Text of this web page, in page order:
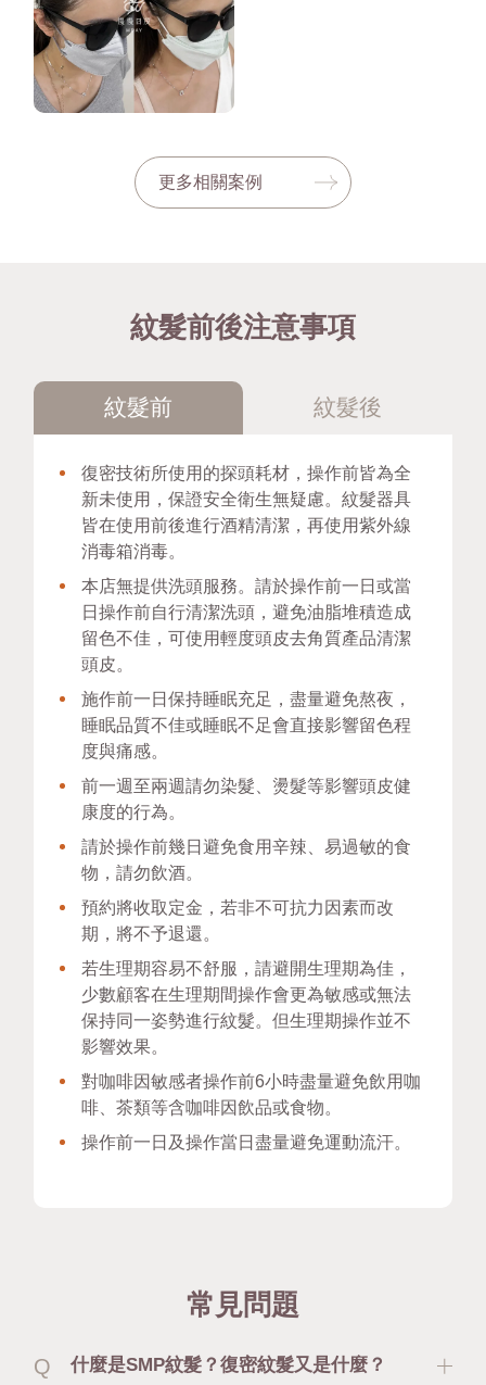
更多相關案例
紋髮前後注意事項
紋髮前 紋髮後
復密技術所使用的探頭耗材，操作前皆為全
新未使用，保證安全衛生無疑慮。紋髮器具
皆在使用前後進行酒精清潔，再使用紫外線
消毒箱消毒。
本店無提供洗頭服務。請於操作前一日或當
日操作前自行清潔洗頭，避免油脂堆積造成
留色不佳，可使用輕度頭皮去角質產品清潔
頭皮。
施作前一日保持睡眠充足，盡量避免熬夜，
睡眠品質不佳或睡眠不足會直接影響留色程
度與痛感。
前一週至兩週請勿染髮、燙髮等影響頭皮健
康度的行為。
請於操作前幾日避免食用辛辣、易過敏的食
物，請勿飲酒。
預約將收取定金，若非不可抗力因素而改
期，將不予退還。
若生理期容易不舒服，請避開生理期為佳，
少數顧客在生理期間操作會更為敏感或無法
保持同一姿勢進行紋髮。但生理期操作並不
影響效果。
對咖啡因敏感者操作前6小時盡量避免飲用咖
啡、茶類等含咖啡因飲品或食物。
操作前一日及操作當日盡量避免運動流汗。
常見問題
什麼是SMP紋髮？復密紋髮又是什麼？